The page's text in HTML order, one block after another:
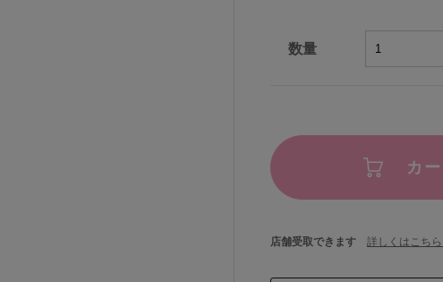
数量
カ
店舗受取できます 詳しくはこち